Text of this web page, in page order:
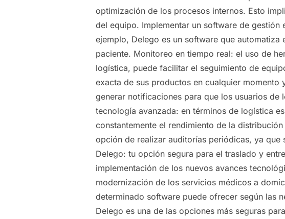
optimización de los procesos internos. Esto
del equipo. Implementar un software de
ejemplo, Delego es un software que
paciente. Monitoreo en tiempo real: el uso de
logística, puede facilitar el seguimiento de
exacta de sus productos en cualquier
generar notificaciones para que los usuarios
tecnología avanzada: en términos de logística
constantemente el rendimiento de la
opción de realizar auditorías periódicas, ya
Delego: tu opción segura para el traslado y
implementación de los nuevos avances
modernización de los servicios médicos a
determinado software puede ofrecer según las
Delego es una de las opciones más seguras